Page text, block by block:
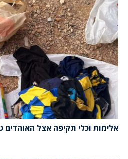
אלימות וכלי תקיפה אצל